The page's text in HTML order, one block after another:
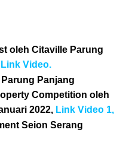
oleh Citaville Parung
Link Video.
Competition oleh
2022, Link Video 1,